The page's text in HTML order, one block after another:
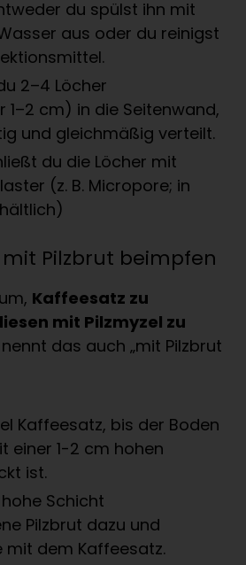
du spülst ihn mit
aus oder du reinigst
2–4 Löcher
1–2 cm) in die Seitenwand,
und gleichmäßig verteilt.
du die Löcher mit
(z. B. Micropore; in
mit Pilzbrut beimpfen
Kaffeesatz zu
mit Pilzmyzel zu
nennt das auch „mit Pilzbrut
Kaffeesatz, bis der Boden
einer 1-2 cm hohen
ist.
Schicht
Pilzbrut dazu und
mit dem Kaffeesatz.